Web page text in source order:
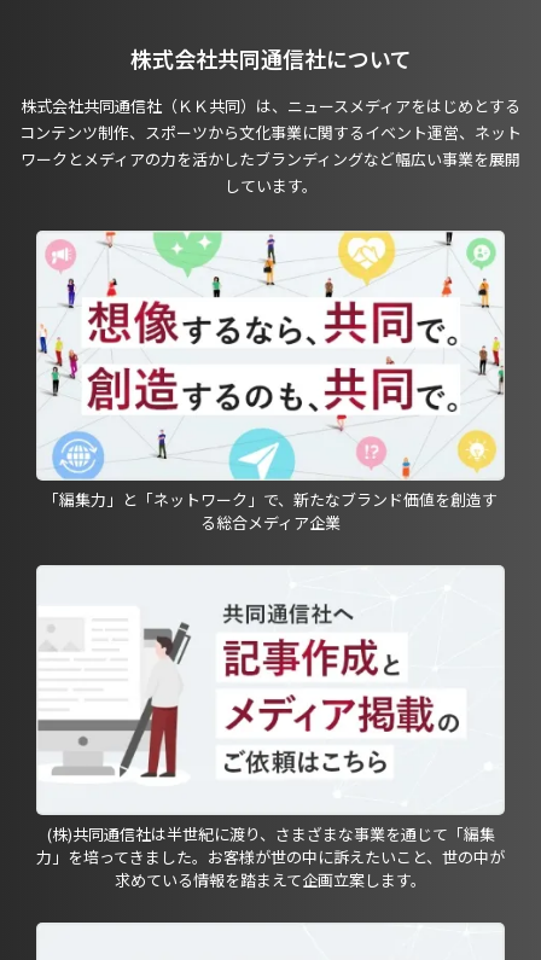
株式会社共同通信社について
株式会社共同通信社（ＫＫ共同）は、ニュースメディアをはじめとする
コンテンツ制作、スポーツから文化事業に関するイベント運営、ネット
ワークとメディアの力を活かしたブランディングなど幅広い事業を展開
しています。
「編集力」と「ネットワーク」で、新たなブランド価値を創造す
る総合メディア企業
(株)共同通信社は半世紀に渡り、さまざまな事業を通じて「編集
力」を培ってきました。お客様が世の中に訴えたいこと、世の中が
求めている情報を踏まえて企画立案します。